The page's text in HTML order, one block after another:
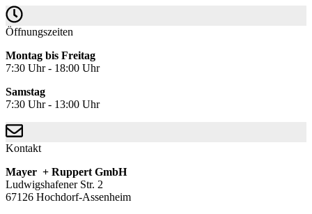
Öffnungszeiten
Montag bis Freitag
7:30 Uhr - 18:00 Uhr
Samstag
7:30 Uhr - 13:00 Uhr
Kontakt
Mayer + Ruppert GmbH
Ludwigshafener Str. 2
67126 Hochdorf-Assenheim